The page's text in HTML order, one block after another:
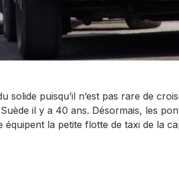
solide puisqu’il n’est pas rare de
il y a 40 ans. Désormais, les
équipent la petite flotte de taxi de la